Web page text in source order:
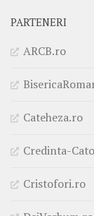
PARTENERI
ARCB.ro
Cateheza.ro
Credinta-
Cristofori.ro